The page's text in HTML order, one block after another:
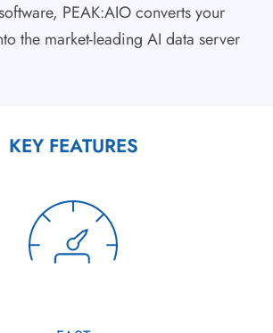
PEAK:AIO converts your
the market-leading AI data server
KEY FEATURES